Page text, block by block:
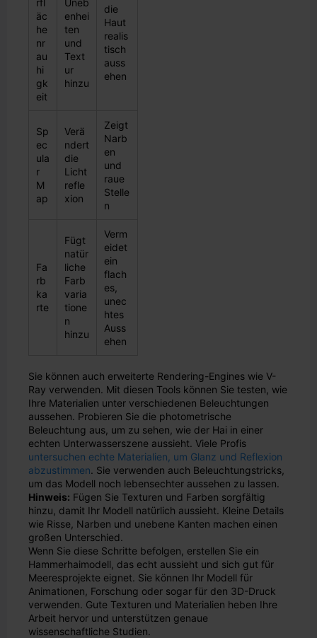
rfl
äc
he
nr
au
hi
gk
eit
Uneb
enhei
ten
und
Text
ur
hinzu
die
Haut
realis
tisch
auss
ehen
Sp
ec
ula
r
M
ap
Verä
ndert
die
Licht
refle
xion
Zeigt
Narb
en
und
raue
Stelle
n
Fa
rb
ka
rte
Fügt
natür
liche
Farb
varia
tione
n
hinzu
Verm
eidet
ein
flach
es,
unec
htes
Auss
ehen
Sie können auch erweiterte Rendering-Engines wie V-
Ray verwenden. Mit diesen Tools können Sie testen, wie
Ihre Materialien unter verschiedenen Beleuchtungen
aussehen. Probieren Sie die photometrische
Beleuchtung aus, um zu sehen, wie der Hai in einer
echten Unterwasserszene aussieht. Viele Profis
untersuchen echte Materialien, um Glanz und Reflexion
abzustimmen. Sie verwenden auch Beleuchtungstricks,
um das Modell noch lebensechter aussehen zu lassen.
Hinweis: Fügen Sie Texturen und Farben sorgfältig
hinzu, damit Ihr Modell natürlich aussieht. Kleine Details
wie Risse, Narben und unebene Kanten machen einen
großen Unterschied.
Wenn Sie diese Schritte befolgen, erstellen Sie ein
Hammerhaimodell, das echt aussieht und sich gut für
Meeresprojekte eignet. Sie können Ihr Modell für
Animationen, Forschung oder sogar für den 3D-Druck
verwenden. Gute Texturen und Materialien heben Ihre
Arbeit hervor und unterstützen genaue
wissenschaftliche Studien.